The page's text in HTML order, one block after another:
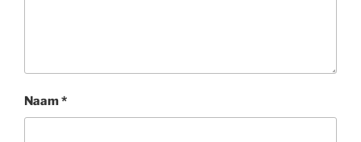
Naam*